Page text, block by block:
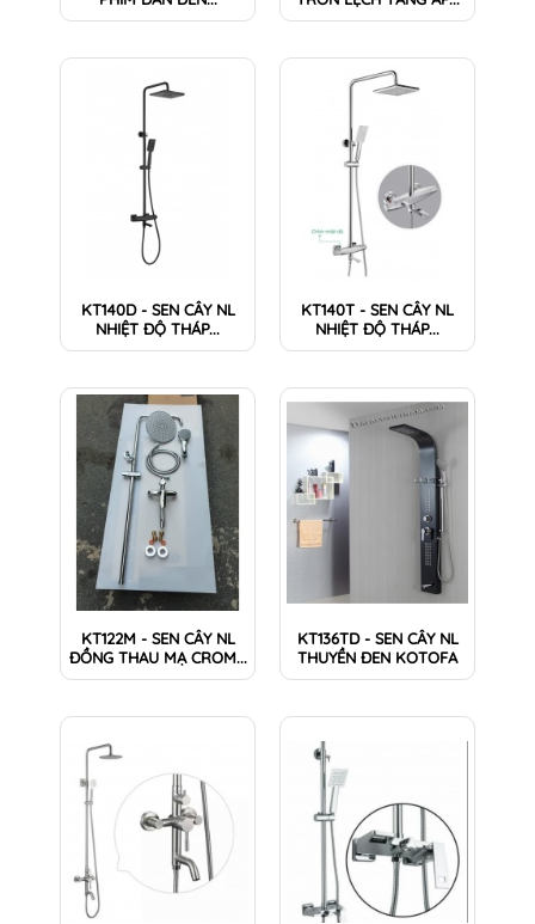
KT140D - SEN CÂY NL
NHIỆT ĐỘ THÁP...
KT140T - SEN CÂY NL
NHIỆT ĐỘ THÁP...
KT122M - SEN CÂY NL
ĐỒNG THAU MẠ CROM...
KT136TD - SEN CÂY NL
THUYỀN ĐEN KOTOFA